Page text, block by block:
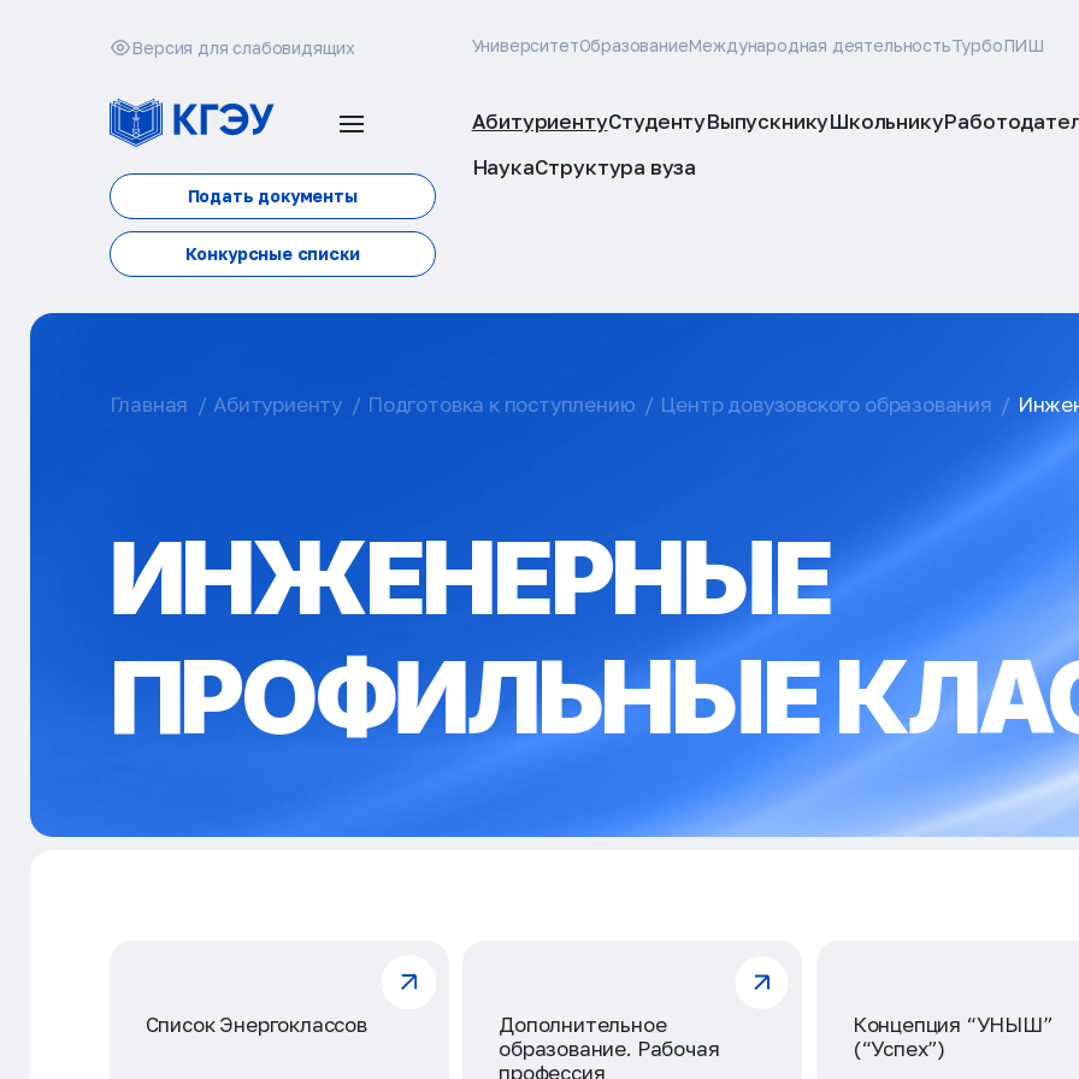
Версия для слабовидящих УниверситетОбразованиеМеждународная деятельностьТурбоПИШ
Подать документы
Конкурсные списки
АбитуриентуСтудентуВыпускникуШкольнику
НаукаСтруктура вуза
Главная Абитуриенту Подготовка к поступлению Центр довузовского образования
ИНЖЕНЕРНЫЕ
ПРОФИЛЬНЫЕ
Список Энергоклассов
Дополнительное
образование. Рабочая
профессия
Концепция “УНЫШ”
(“Успех”)